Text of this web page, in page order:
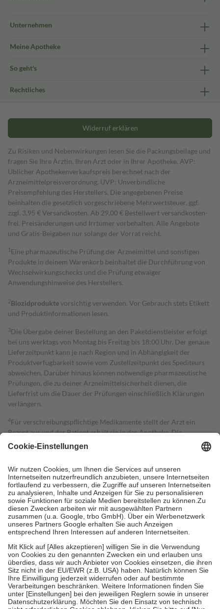
Unternehmen
Meine Apotheke
So geht's
Rechtliches
Widerruf erklären
Zu Risiken und Nebenwirkungen lesen Sie die Packungsbeilage und
fragen Sie Ihre Ärztin, Ihren Arzt oder in Ihrer Apotheke. AVP:
Üblicher Apothekenverkaufspreis berechnet nach der
Arzneimittelpreisverordnung. UVP: Unverbindliche
Preisempfehlung des Herstellers. Die angegebenen Preise
beinhalten die gesetzlich vorgeschriebene Mehrwertsteuer, ggf.
zzgl. 3,95 € Versandkosten. Ab 29,00 € Bestell­wert versand­kosten­
frei. Preisänderungen und Irrtümer vorbehalten. Alle Angebote
und Gratis-Beigaben nur solange der Vorrat reicht.
1 Eine pharmazeutische Prüfung der Arzneimittel und sonstigen
Produkte in deinem Warenkorb beinhaltet die Durchführung von
Wechselwirkungschecks und die Prüfung etwaiger
Anwendungshinweise des Herstellers.
2Biozidproduktevorsichtig verwenden. Vor Gebrauch stets Etikett
und Produktinformationen lesen.
3Die Übergabe deiner Bestellung an den Paketdienstleister erfolgt
bei uns werktags von Montag bis Freitag bis 18:00 Uhr. Der genaue
Lieferzeitpunkt kann je nach Region und in Abhängigkeit der
Produktverfügbarkeit sowie vom Zustellzeitpunkt des Spediteurs
abweichen. Darüber hinaus können notwendige pharmazeutische
Prüfungen, die zu deiner Arzneimittelsicherheit dienen, die
Lieferfrist um die Dauer der Prüfungen einschließlich Klärungen
verlängern.
4Für verschreibungspflichtige Medikamente stellt der Arzt ein
Rezept aus und der Patient erhält sie in der Apotheke. Die
gesetzliche Krankenversicherung übernimmt in der Regel die
Kosten dafür, der Versicherte trägt einen Teil davon als Zuzahlung
Grundsätzlich leisten Mitglieder Zuzahlungen in Höhe von zehn
Prozent des Abgabepreises,mindestens jedochfünf Euround
höchstens zehn Euro.Es sind jedoch nie mehr als die tatsächlichen
Kosten der Leistung zu entrichten.
Diese Regeln gelten grundsätzlich auch für Online-Apotheken.
Bei Heilmitteln und häuslicher Krankenpflege beträgt die
Zuzahlung zehn Prozent der Kosten sowie zehn Euro je
Verordnung.
Um das Engagement der Versicherten für ihre eigene Gesundheit zu
stärken und die besondere Stellung der Familie zu unterstützen,
fallenkeine Zuzahlungenan bei:
• Kindern und Jugendlichen bis zum vollendeten 18. Lebensjahr
mit Ausnahme der Fahrkosten
• Untersuchungen zur Vorsorge und Früherkennung, die von der